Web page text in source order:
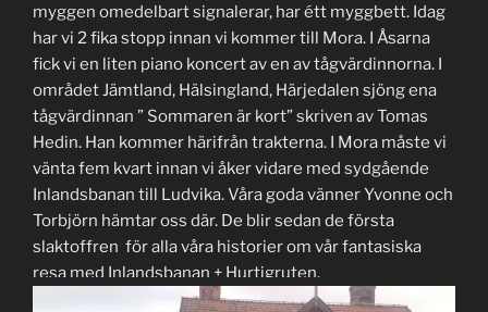
myggen omedelbart signalerar, har étt myggbett. Idag
har vi 2 fika stopp innan vi kommer till Mora. I Åsarna
fick vi en liten piano koncert av en av tågvärdinnorna. I
området Jämtland, Hälsingland, Härjedalen sjöng ena
tågvärdinnan ” Sommaren är kort” skriven av Tomas
Hedin. Han kommer härifrån trakterna. I Mora måste vi
vänta fem kvart innan vi åker vidare med sydgående
Inlandsbanan till Ludvika. Våra goda vänner Yvonne och
Torbjörn hämtar oss där. De blir sedan de första
slaktoffren för alla våra historier om vår fantasiska
resa med Inlandsbanan + Hurtigruten.